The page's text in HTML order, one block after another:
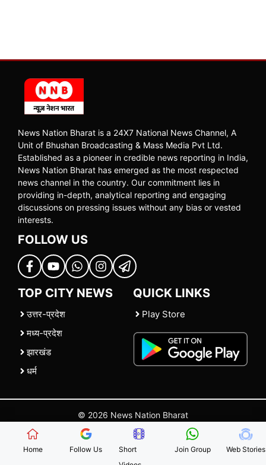
News Nation Bharat is a 24X7 National News Channel, A
Unit of Bhushan Broadcasting & Mass Media Pvt Ltd.
Established as a pioneer in credible news reporting in India,
News Nation Bharat has emerged as the most respected
news channel in the country. Our commitment lies in
providing in-depth, analytical reporting and engaging
discussions on pressing issues without any bias or vested
interests.
FOLLOW US
TOP CITY NEWS
उत्तर-प्रदेश
मध्य-प्रदेश
झारखंड
धर्म
QUICK LINKS
Play Store
© 2026 News Nation Bharat
| |Contact Us |Policies Terms and Conditions
Home Follow Us
Short
Join Group Web Stories